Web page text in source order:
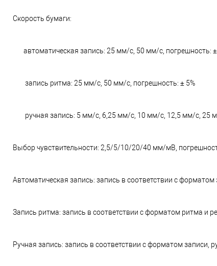
Скорость бумаги:
автоматическая запись: 25 мм/с, 50 мм/с, погрешность: ±
запись ритма: 25 мм/с, 50 мм/с, погрешность: ± 5%
ручная запись: 5 мм/с, 6,25 мм/с, 10 мм/с, 12,5 мм/с, 25
Выбор чувствительности: 2,5/5/10/20/40 мм/мВ,
Автоматическая запись: запись в соответствии с
Запись ритма: запись в соответствии с форматом ритма и
Ручная запись: запись в соответствии с форматом записи,